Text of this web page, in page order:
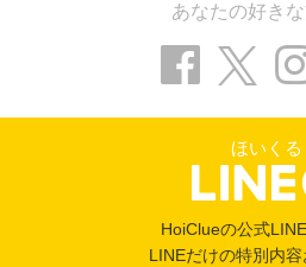
あなたの好き
ほいくる
HoiClueの公式
LINEだけの特別内容